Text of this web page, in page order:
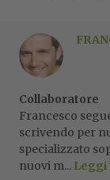
Collaboratore
Francesco
scrivendo per
specializzato
nuovi m... Leggi